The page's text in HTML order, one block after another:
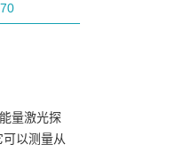
量激光探
以测量从